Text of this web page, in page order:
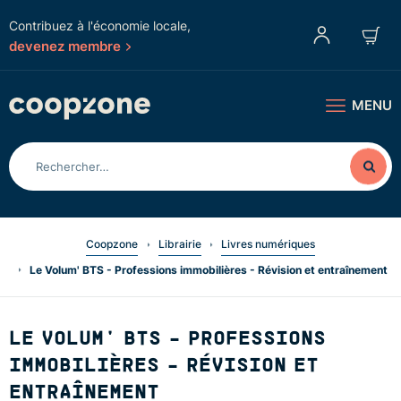
Contribuez à l'économie locale,
devenez membre
MENU
Coopzone Librairie
Livres numériques
Le Volum' BTS - Professions immobilières - Révision et entraînement
LE VOLUM' BTS - PROFESSIONS
IMMOBILIÈRES - RÉVISION ET
ENTRAÎNEMENT